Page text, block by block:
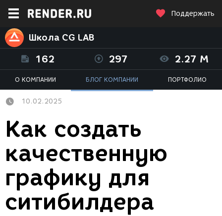
Поддержать
Школа CG LAB
162 297 2.27 M
О КОМПАНИИ БЛОГ КОМПАНИИ ПОРТФОЛИО
10.02.2025
Как создать
качественную
графику для
ситибилдера